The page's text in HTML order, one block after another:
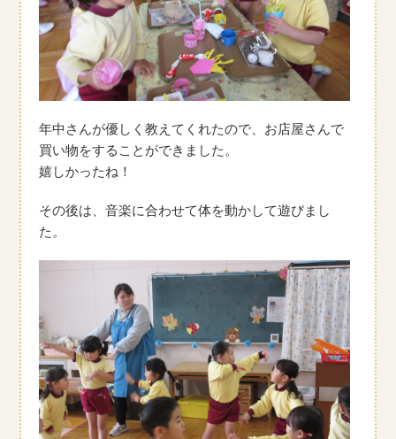
年中さんが優しく教えてくれたので、お店屋さんで
買い物をすることができました。
嬉しかったね！
その後は、音楽に合わせて体を動かして遊びまし
た。